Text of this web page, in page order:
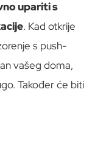
upariti s
. Kad otkrije
s push-
vašeg doma,
Također će biti